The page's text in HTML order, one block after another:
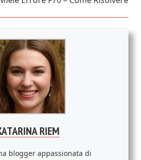
RIEM
blogger appassionata di